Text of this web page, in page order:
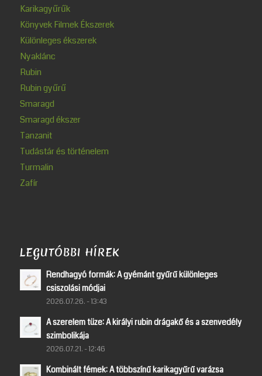
Karikagyűrűk
Könyvek Filmek Ékszerek
Különleges ékszerek
Nyaklánc
Rubin
Rubin gyűrű
Smaragd
Smaragd ékszer
Tanzanit
Tudástár és történelem
Turmalin
Zafír
LEGUTÓBBI HÍREK
Rendhagyó formák: A gyémánt gyűrű különleges
csiszolási módjai
2026.07.26. - 13:43
A szerelem tüze: A királyi rubin drágakő és a szenvedély
szimbolikája
2026.07.21. - 12:46
Kombinált fémek: A többszínű karikagyűrű varázsa